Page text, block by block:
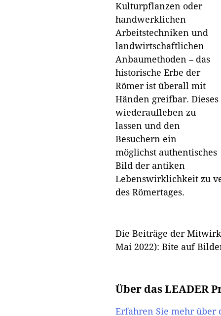
Kulturpflanzen oder
handwerklichen
Arbeitstechniken und
landwirtschaftlichen
Anbaumethoden – das
historische Erbe der
Römer ist überall mit
Händen greifbar. Dieses
wiederaufleben zu
lassen und den
Besuchern ein
möglichst authentisches
Bild der antiken
Lebenswirklichkeit zu
des Römertages.
Die Beiträge der
Mai 2022): Bite auf
Über das LEADER
Erfahren Sie mehr über